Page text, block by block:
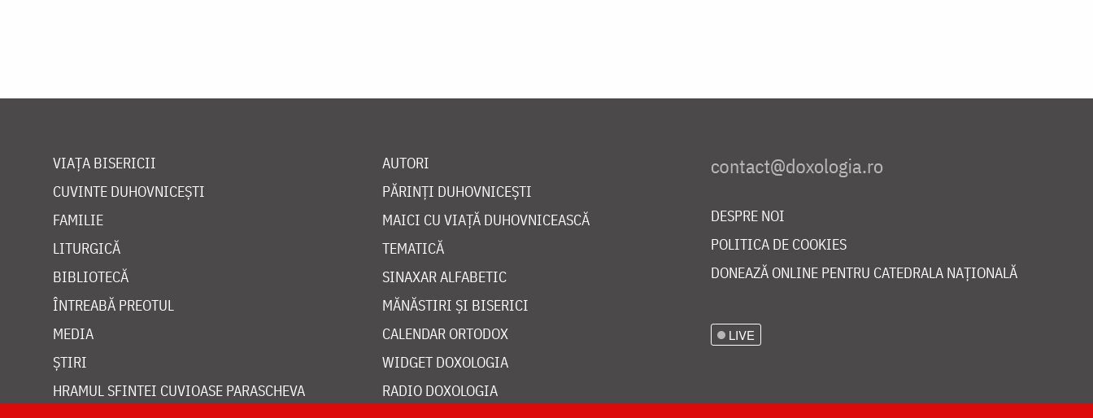
VIAȚA BISERICII
CUVINTE DUHOVNICEȘTI
FAMILIE
LITURGICĂ
BIBLIOTECĂ
ÎNTREABĂ PREOTUL
MEDIA
ȘTIRI
HRAMUL SFINTEI CUVIOASE PARASCHEVA
AUTORI
PĂRINȚI DUHOVNICEȘTI
MAICI CU VIAȚĂ DUHOVNICEASCĂ
TEMATICĂ
SINAXAR ALFABETIC
MĂNĂSTIRI ȘI BISERICI
CALENDAR ORTODOX
WIDGET DOXOLOGIA
RADIO DOXOLOGIA
DESPRE NOI
POLITICA DE COOKIES
DONEAZĂ ONLINE PENTRU CATEDRALA NAȚIONALĂ
LIVE